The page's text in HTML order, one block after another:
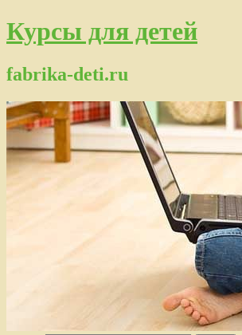
Курсы для детей
fabrika-deti.ru